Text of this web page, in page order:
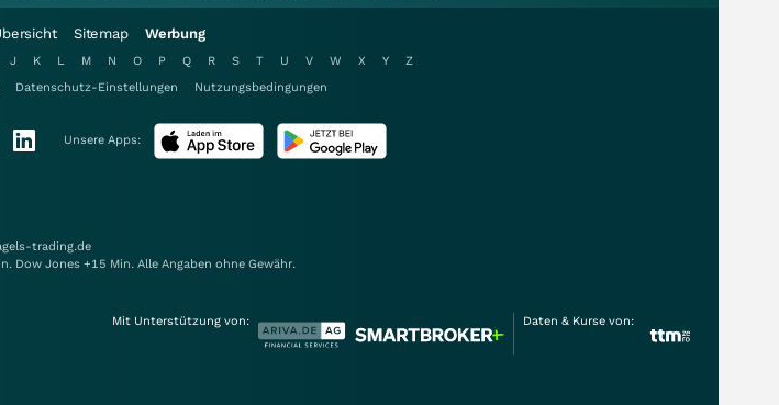
Sitemap Werbung
J K L M N O P Q R S T U V W X Y
Z
Datenschutz-Einstellungen Nutzungsbedingungen
Unsere Apps:
trading.de
Dow Jones +15 Min. Alle Angaben ohne Gewähr.
Mit Unterstützung von: Daten & Kurse von: